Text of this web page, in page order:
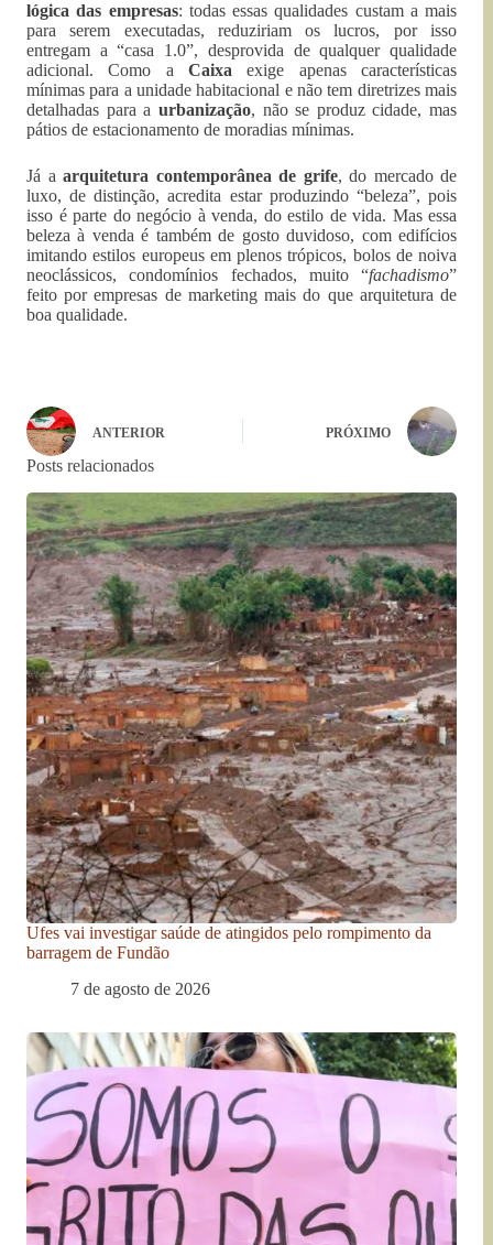
lógica das empresas: todas essas qualidades custam a mais
para serem executadas, reduziriam os lucros, por isso
entregam a “casa 1.0”, desprovida de qualquer qualidade
adicional. Como aCaixa exige apenas características
mínimas para a unidade habitacional e não tem diretrizes mais
detalhadas para a urbanização, não se produz cidade, mas
pátios de estacionamento de moradias mínimas.
Já aarquitetura contemporânea de grife, do mercado de
luxo, de distinção, acredita estar produzindo “beleza”, pois
isso é parte do negócio à venda, do estilo de vida. Mas essa
beleza à venda é também de gosto duvidoso, com edifícios
imitando estilos europeus em plenos trópicos, bolos de noiva
neoclássicos, condomínios fechados, muito “fachadismo”
feito por empresas de marketing mais do que arquitetura de
boa qualidade.
ANTERIOR PRÓXIMO
Posts relacionados
Ufes vai investigar saúde de atingidos pelo rompimento da
barragem de Fundão
7 de agosto de 2026